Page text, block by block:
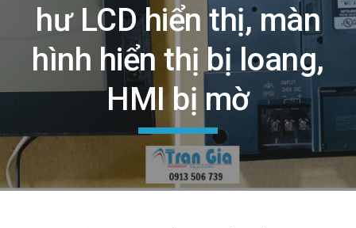
hư LCD hiển thị, màn
hình hiển thị bị loang,
HMI bị mờ